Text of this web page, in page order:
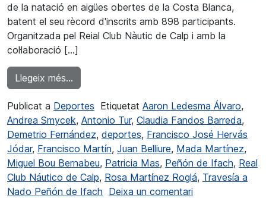
de la natació en aigües obertes de la Costa Blanca,
batent el seu rècord d'inscrits amb 898 participants.
Organitzada pel Reial Club Nàutic de Calp i amb la
col·laboració […]
Llegeix més…
Publicat a Deportes Etiquetat Aaron Ledesma Álvaro,
Andrea Smycek, Antonio Tur, Claudia Fandos Barreda,
Demetrio Fernández, deportes, Francisco José Hervás
Jódar, Francisco Martín, Juan Belliure, Mada Martínez,
Miguel Bou Bernabeu, Patricia Mas, Peñón de Ifach, Real
Club Náutico de Calp, Rosa Martínez Roglá, Travesía a
Nado Peñón de Ifach Deixa un comentari